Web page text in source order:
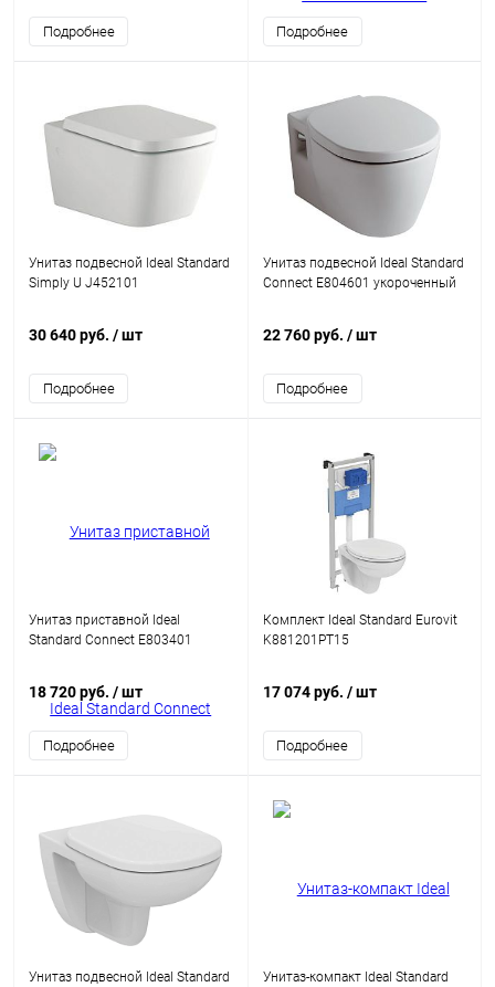
Подробнее Подробнее
Унитаз подвесной Ideal Standard
Simply U J452101
30 640 руб. / шт
Подробнее
Унитаз подвесной Ideal Standard
Connect E804601 укороченный
22 760 руб. / шт
Подробнее
Унитаз приставной Ideal
Standard Connect E803401
18 720 руб. / шт
Подробнее
Комплект Ideal Standard Eurovit
K881201PT15
17 074 руб. / шт
Подробнее
Унитаз подвесной Ideal Standard
Унитаз-компакт Ideal Standard